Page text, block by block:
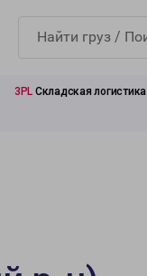
3PL Складская логистика